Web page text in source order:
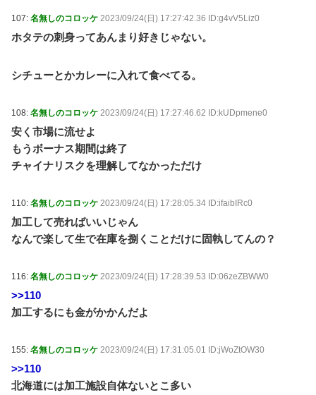
107: 名無しのコロッケ 2023/09/24(日) 17:27:42.36 ID:g4vV5Liz0
ホタテの刺身ってあんまり好きじゃない。
シチューとかカレーに入れて食べてる。
108: 名無しのコロッケ 2023/09/24(日) 17:27:46.62 ID:kUDpmene0
安く市場に流せよ
もうボーナス期間は終了
チャイナリスクを理解してなかっただけ
110: 名無しのコロッケ 2023/09/24(日) 17:28:05.34 ID:ifaibIRc0
加工して売ればいいじゃん
なんで楽して生で在庫を捌くことだけに固執してんの？
116: 名無しのコロッケ 2023/09/24(日) 17:28:39.53 ID:06zeZBWW0
>>110
加工するにも金がかかんだよ
155: 名無しのコロッケ 2023/09/24(日) 17:31:05.01 ID:jWoZtOW30
>>110
北海道には加工施設自体ないとこ多い